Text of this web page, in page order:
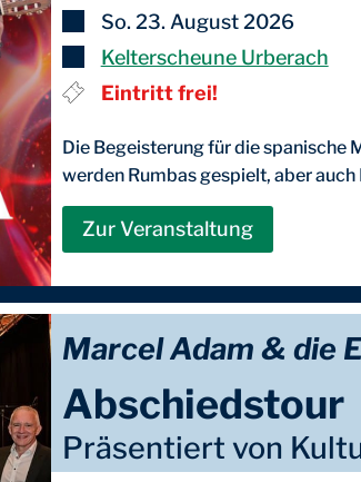
So. 23. August 2026
Kelterscheune Urberach
Eintritt frei!
Die Begeisterung für die spanische
werden Rumbas gespielt, aber
Zur Veranstaltung
Marcel Adam & die
Abschiedstour
Präsentiert von